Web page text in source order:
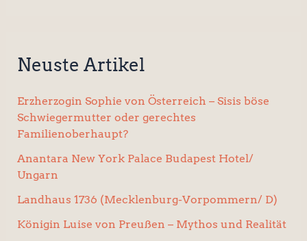
Neuste Artikel
Erzherzogin Sophie von Österreich – Sisis böse
Schwiegermutter oder gerechtes
Familienoberhaupt?
Anantara New York Palace Budapest Hotel/
Ungarn
Landhaus 1736 (Mecklenburg-Vorpommern/ D)
Königin Luise von Preußen – Mythos und Realität